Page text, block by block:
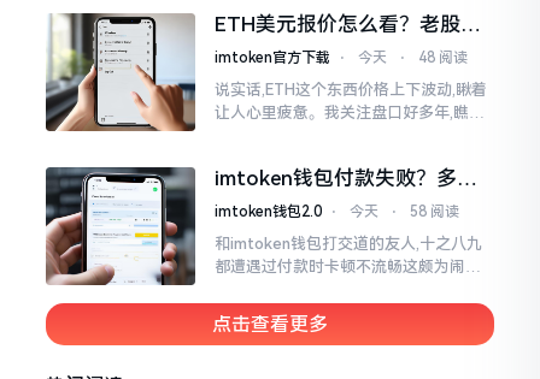
ETH美元报价怎么看？老股民
手把手教你盯盘
imtoken官方下载 ⋅ 今天 ⋅ 48 阅读
说实话,ETH这个东西价格上下波动,瞅着
让人心里疲惫。我关注盘口好多年,瞧见
判断。
imtoken钱包付款失败？多半
是这几个原因闹的
imtoken钱包2.0 ⋅ 今天 ⋅ 58 阅读
和imtoken钱包打交道的友人,十之八九
都遭遇过付款时卡顿不流畅这颇为闹心
直接弹出红色字体显示报错,情形令人焦
急得连连跺脚。实际上讲
点击查看更多